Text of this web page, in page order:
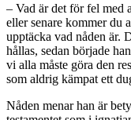
– Vad är det för fel med
eller senare kommer du
upptäcka vad nåden är.
hållas, sedan började
vi alla måste göra den
som aldrig kämpat ett
Nåden menar han är